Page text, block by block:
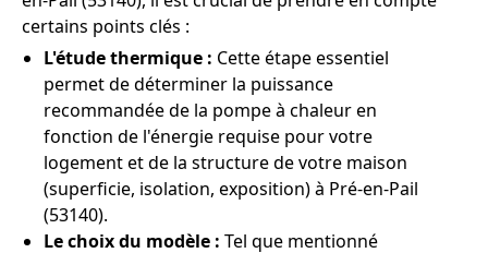
certains points clés :
L'étude thermique : Cette étape essentiel
permet de déterminer la puissance
recommandée de la pompe à chaleur en
fonction de l'énergie requise pour votre
logement et de la structure de votre maison
(superficie, isolation, exposition) à Pré-en-Pail
(53140).
Le choix du modèle : Tel que mentionné